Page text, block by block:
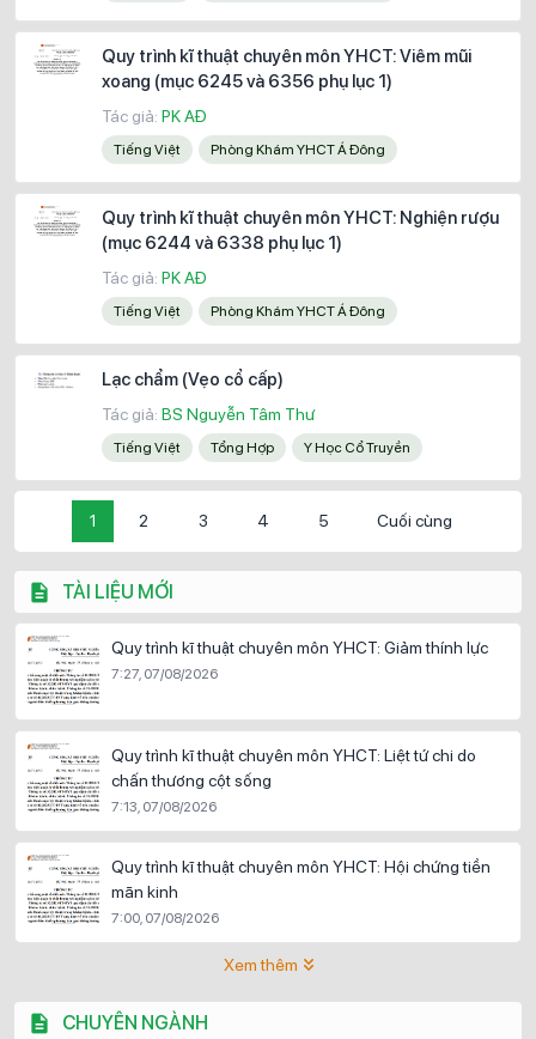
TÀI LIỆU MỚI
Quy trình kĩ thuật chuyên môn YHCT: Giảm thính lực
7:27, 07/08/2026
Quy trình kĩ thuật chuyên môn YHCT: Liệt tứ chi do
chấn thương cột sống
7:13, 07/08/2026
Quy trình kĩ thuật chuyên môn YHCT: Hội chứng tiền
mãn kinh
7:00, 07/08/2026
Xem thêm
CHUYÊN NGÀNH
Quy trình kĩ thuật chuyên môn YHCT: Viêm mũi
xoang (mục 6245 và 6356 phụ lục 1)
Tác giả: PK AĐ
Tiếng Việt Phòng Khám YHCT Á Đông
Quy trình kĩ thuật chuyên môn YHCT: Nghiện rượu
(mục 6244 và 6338 phụ lục 1)
Tác giả: PK AĐ
Tiếng Việt Phòng Khám YHCT Á Đông
Lạc chẩm (Vẹo cổ cấp)
Tác giả: BS Nguyễn Tâm Thư
Tiếng Việt Tổng Hợp Y Học Cổ Truyền
1 2 3 4 5 Cuối cùng